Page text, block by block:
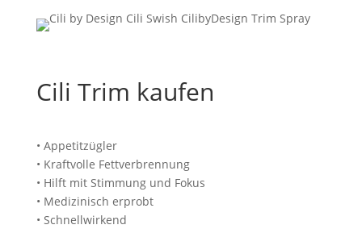
Cili Trim kaufen
• Appetitzügler
• Kraftvolle Fettverbrennung
• Hilft mit Stimmung und Fokus
• Medizinisch erprobt
• Schnellwirkend